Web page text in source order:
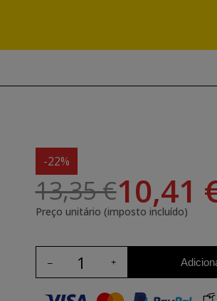
-22%
13,35 €10,41
Preço unitário (imposto incluído)